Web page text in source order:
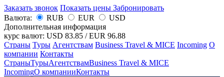
Заказать звонок Показать цены Забронировать
Валюта:
RUB EUR
USD
Дополнительная информация
курс валют: USD 83.85 / EUR 96.88
Страны Туры Агентствам Business Travel & MICE Incoming О
компании Контакты
СтраныТурыАгентствамBusiness Travel & MICE
IncomingО компанииКонтакты